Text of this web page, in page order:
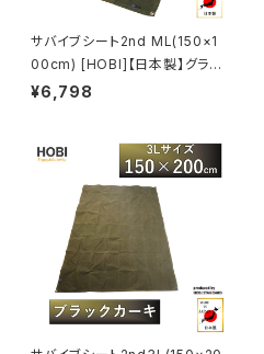
サバイブシート2nd ML(150×1
00cm) [HOBI]【日本製】グラン
ドシート 上質高級帆布(粗目風
ラゲッジマット 頑丈ハトメ 陣幕
キャンプ 焚火 風避け アウトドア
レジャー 軍幕 ブラックカーキ
[MADE IN JAPAN]
¥6,798